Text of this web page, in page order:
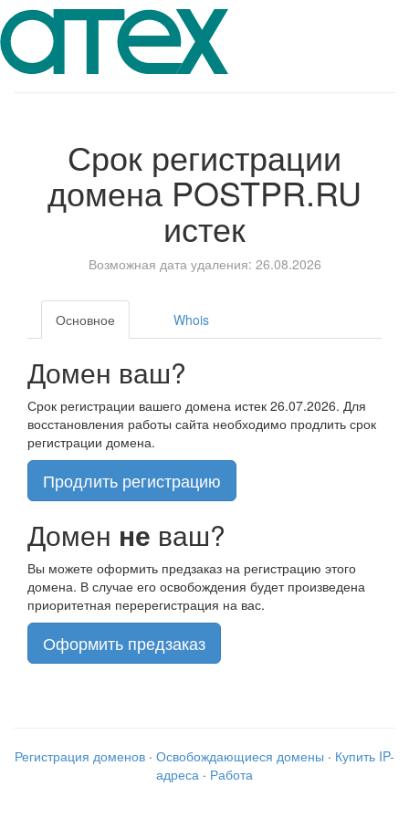
Срок регистрации
домена POSTPR.RU
истек
Возможная дата удаления: 26.08.2026
Основное Whois
Домен ваш?
Срок регистрации вашего домена истек 26.07.2026. Для
восстановления работы сайта необходимо продлить срок
регистрации домена.
Продлить регистрацию
Домен не ваш?
Вы можете оформить предзаказ на регистрацию этого
домена. В случае его освобождения будет произведена
приоритетная перерегистрация на вас.
Оформить предзаказ
Регистрация доменов · Освобождающиеся домены · Купить IP-
адреса · Работа